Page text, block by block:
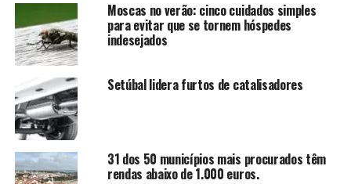
Moscas no verão: cinco cuidados simples
para evitar que se tornem hóspedes
indesejados
Setúbal lidera furtos de catalisadores
31 dos 50 municípios mais procurados têm
rendas abaixo de 1.000 euros.